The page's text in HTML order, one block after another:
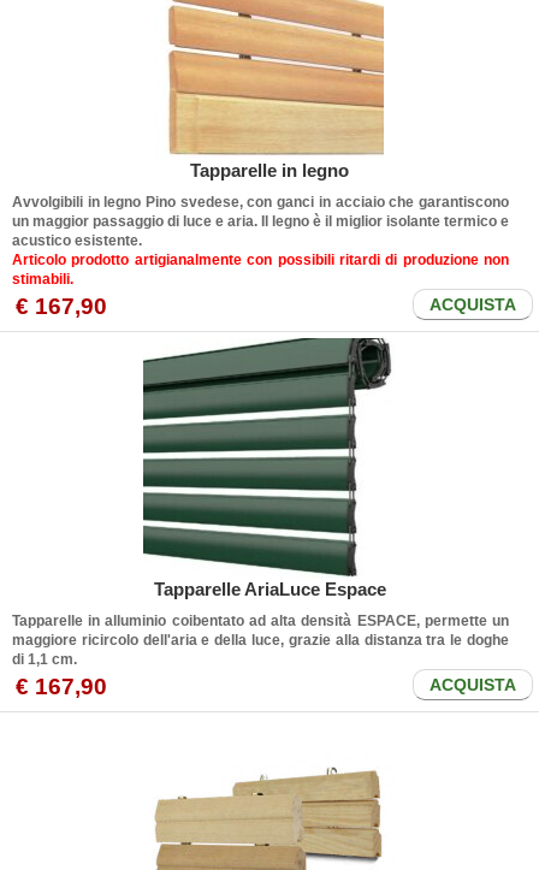
Tapparelle in legno
Avvolgibili in legno Pino svedese, con ganci in acciaio che garantiscono
un maggior passaggio di luce e aria. Il legno è il miglior isolante termico e
acustico esistente.
Articolo prodotto artigianalmente con possibili ritardi di produzione non
stimabili.
€ 167,90 ACQUISTA
Tapparelle AriaLuce Espace
Tapparelle in alluminio coibentato ad alta densità ESPACE, permette un
maggiore ricircolo dell'aria e della luce, grazie alla distanza tra le doghe
di 1,1 cm.
€ 167,90 ACQUISTA